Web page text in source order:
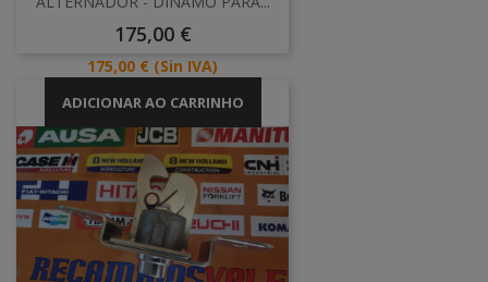
Preço
175,00 €
Preço
175,00 € (Sin IVA)
ADICIONAR AO CARRINHO